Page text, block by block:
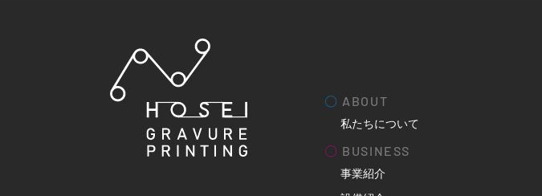
〇 ABOUT
私たちについて
〇 BUSINESS
事業紹介